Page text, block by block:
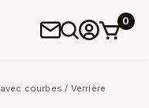
0
courbes / Verrière